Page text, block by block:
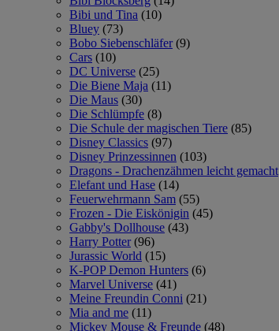
Bibi und Tina (10)
Bluey (73)
Bobo Siebenschläfer (9)
Cars (10)
DC Universe (25)
Die Biene Maja (11)
Die Maus (30)
Die Schlümpfe (8)
Die Schule der magischen Tiere (85)
Disney Classics (97)
Disney Prinzessinnen (103)
Dragons - Drachenzähmen leicht gemacht
Elefant und Hase (14)
Feuerwehrmann Sam (55)
Frozen - Die Eiskönigin (45)
Gabby's Dollhouse (43)
Harry Potter (96)
Jurassic World (15)
K-POP Demon Hunters (6)
Marvel Universe (41)
Meine Freundin Conni (21)
Mia and me (11)
Mickey Mouse & Freunde (48)